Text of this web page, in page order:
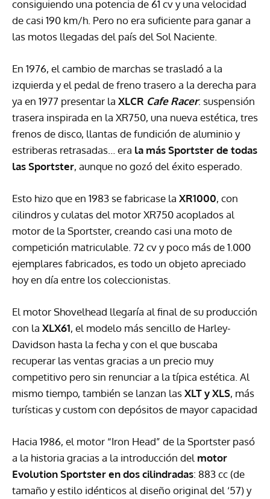
consiguiendo una potencia de 61 cv y una velocidad
de casi 190 km/h. Pero no era suficiente para ganar a
las motos llegadas del país del Sol Naciente.
En 1976, el cambio de marchas se trasladó a la
izquierda y el pedal de freno trasero a la derecha para
ya en 1977 presentar la XLCR Cafe Racer: suspensión
trasera inspirada en la XR750, una nueva estética, tres
frenos de disco, llantas de fundición de aluminio y
estriberas retrasadas… era la más Sportster de todas
las Sportster, aunque no gozó del éxito esperado.
Esto hizo que en 1983 se fabricase la XR1000, con
cilindros y culatas del motor XR750 acoplados al
motor de la Sportster, creando casi una moto de
competición matriculable. 72 cv y poco más de 1.000
ejemplares fabricados, es todo un objeto apreciado
hoy en día entre los coleccionistas.
El motor Shovelhead llegaría al final de su producción
con la XLX61, el modelo más sencillo de Harley-
Davidson hasta la fecha y con el que buscaba
recuperar las ventas gracias a un precio muy
competitivo pero sin renunciar a la típica estética. Al
mismo tiempo, también se lanzan lasXLTyXLS, más
turísticas y custom con depósitos de mayor capacidad
Hacia 1986, el motor “Iron Head” de la Sportster pasó
a la historia gracias a la introducción del motor
Evolution Sportster en dos cilindradas: 883 cc (de
tamaño y estilo idénticos al diseño original del ‘57) y